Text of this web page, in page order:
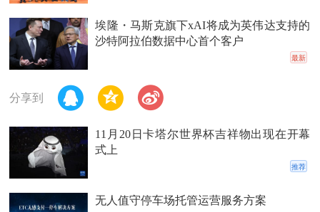
埃隆・马斯克旗下xAI将成为英伟达支持的
沙特阿拉伯数据中心首个客户
最新
分享到
11月20日卡塔尔世界杯吉祥物出现在开幕
式上
推荐
无人值守停车场托管运营服务方案